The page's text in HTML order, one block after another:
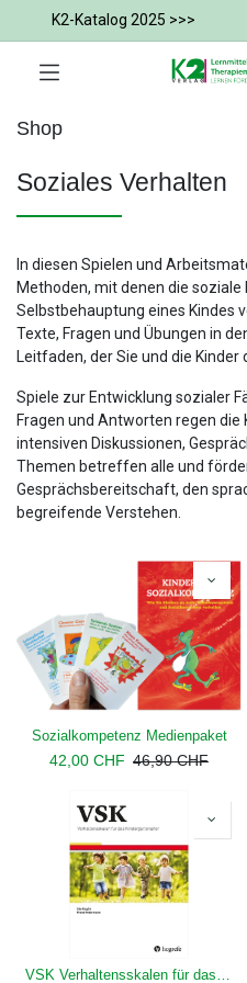
K2-Katalog 2025 >>>
Shop
Soziales Verhalten
In diesen Spielen und
Methoden, mit denen die
Selbstbehauptung eines Kindes
Texte, Fragen und Übungen in
Leitfaden, der Sie und die
Spiele zur Entwicklung sozialer
Fragen und Antworten regen
intensiven Diskussionen,
Themen betreffen alle und
Gesprächsbereitschaft, den
begreifende Verstehen.
Sozialkompetenz Medienpaket
42,00 CHF 46,90CHF